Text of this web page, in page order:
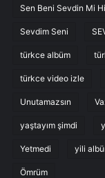
Sen Beni Sevdin Mi
Sevdim Seni
türkce albüm
türkce video izle
Unutamazsın
yaştayım şimdi
Yetmedi yili
Ömrüm